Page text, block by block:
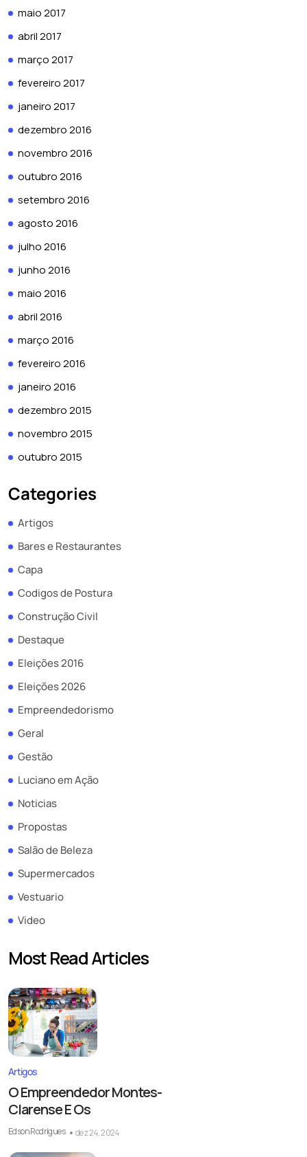
maio 2017
abril 2017
março 2017
fevereiro 2017
janeiro 2017
dezembro 2016
novembro 2016
outubro 2016
setembro 2016
agosto 2016
julho 2016
junho 2016
maio 2016
abril 2016
março 2016
fevereiro 2016
janeiro 2016
dezembro 2015
novembro 2015
outubro 2015
Categories
Artigos
Bares e Restaurantes
Capa
Codigos de Postura
Construção Civil
Destaque
Eleições 2016
Eleições 2026
Empreendedorismo
Geral
Gestão
Luciano em Ação
Noticias
Propostas
Salão de Beleza
Supermercados
Vestuario
Video
Most Read Articles
Artigos
O Empreendedor Montes-
Clarense E Os
Edson Rodrigues dez 24, 2024